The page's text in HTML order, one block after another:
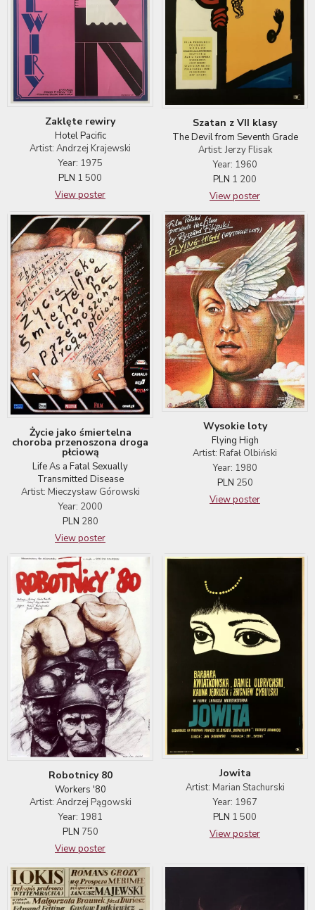
Zaklęte rewiry
Hotel Pacific
Artist: Andrzej Krajewski
Year: 1975
PLN 1 500
View poster
Szatan z VII klasy
The Devil from Seventh Grade
Artist: Jerzy Flisak
Year: 1960
PLN 1 200
View poster
Życie jako śmiertelna
choroba przenoszona droga
płciową
Life As a Fatal Sexually
Transmitted Disease
Artist: Mieczysław Górowski
Year: 2000
PLN 280
View poster
Wysokie loty
Flying High
Artist: Rafał Olbiński
Year: 1980
PLN 250
View poster
Robotnicy 80
Workers '80
Artist: Andrzej Pągowski
Year: 1981
PLN 750
View poster
Jowita
Artist: Marian Stachurski
Year: 1967
PLN 1 500
View poster